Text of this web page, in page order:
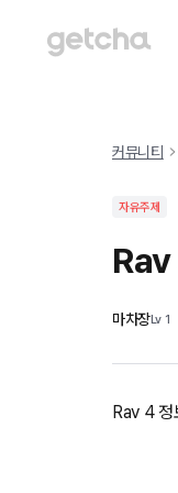
커뮤니티
자유주제
마차장Lv 1
Rav 4 정